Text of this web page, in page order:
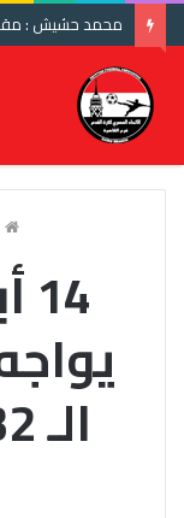
الـ 32 لكأس مصر